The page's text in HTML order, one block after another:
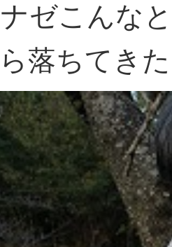
ゼこんな
落ちてき